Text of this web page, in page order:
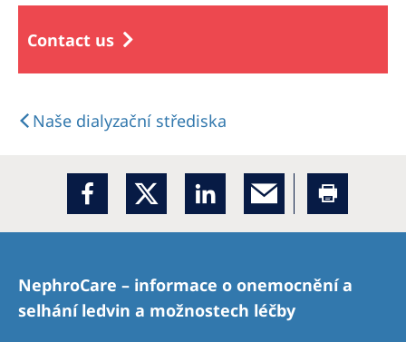
Contact us
Naše dialyzační střediska
NephroCare – informace o onemocnění a
selhání ledvin a možnostech léčby